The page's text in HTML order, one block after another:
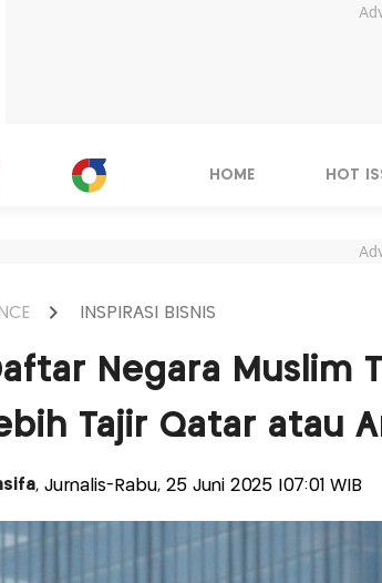
HOME HOT
INSPIRASI BISNIS
Negara Muslim
Tajir Qatar atau
, Jurnalis-Rabu, 25 Juni 2025 |07:01 WIB